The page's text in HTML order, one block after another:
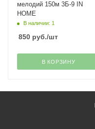
мелодий 150м 3Б-9 IN
HOME
В наличии: 1
850 руб./шт
В КОРЗИНУ